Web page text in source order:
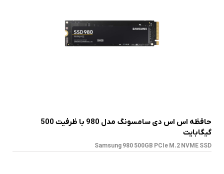
حافظه اس اس دی سامسونگ مدل 980 با ظرفیت 500
گیگابایت
Samsung 980 500GB PCIe M.2 NVME SSD